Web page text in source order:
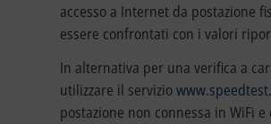
accesso a Internet da postazione
essere confrontati con i valori
In alternativa per una verifica a
utilizzare il servizio
postazione non connessa in WiFi